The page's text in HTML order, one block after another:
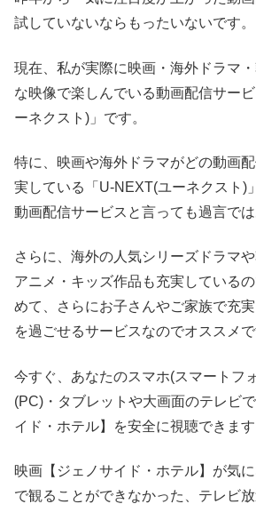
試していないならもったいないです。
現在、私が実際に映画・海外ドラマ
な映像で楽しんでいる動画配信サー
ーネクスト)」です。
特に、映画や海外ドラマがどの動画
実している「U-NEXT(ユーネクスト)
動画配信サービスと言っても過言では
さらに、海外の人気シリーズドラマ
アニメ・キッズ作品も充実している
めて、さらにお子さんやご家族で充
を過ごせるサービスなのでオススメで
今すぐ、あなたのスマホ(スマートフ
(PC)・タブレットや大画面のテレビ
イド・ホテル】を安全に視聴できます
映画【ジェノサイド・ホテル】が気
で観ることができなかった、テレビ